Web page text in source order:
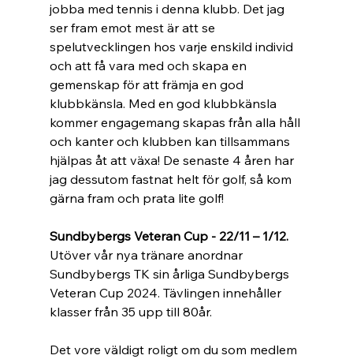
jobba med tennis i denna klubb. Det jag
ser fram emot mest är att se
spelutvecklingen hos varje enskild individ
och att få vara med och skapa en
gemenskap för att främja en god
klubbkänsla. Med en god klubbkänsla
kommer engagemang skapas från alla håll
och kanter och klubben kan tillsammans
hjälpas åt att växa! De senaste 4 åren har
jag dessutom fastnat helt för golf, så kom
gärna fram och prata lite golf!
Sundbybergs Veteran Cup - 22/11 – 1/12.
Utöver vår nya tränare anordnar
Sundbybergs TK sin årliga Sundbybergs
Veteran Cup 2024. Tävlingen innehåller
klasser från 35 upp till 80år.
Det vore väldigt roligt om du som medlem